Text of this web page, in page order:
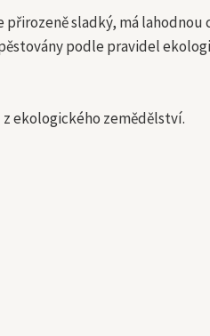
přirozeně sladký, má
podle pravidel
z ekologického zemědělství.